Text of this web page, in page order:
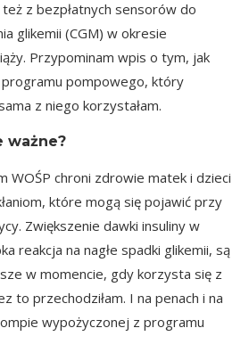
z bezpłatnych sensorów do
glikemii (CGM) w okresie
Przypominam wpis o tym, jak
pompowego, który
z niego korzystałam.
ważne?
WOŚP chroni zdrowie matek i dzieci
które mogą się pojawić przy
Zwiększenie dawki insuliny w
reakcja na nagłe spadki glikemii, są
w momencie, gdy korzysta się z
to przechodziłam. I na penach i na
wypożyczonej z programu